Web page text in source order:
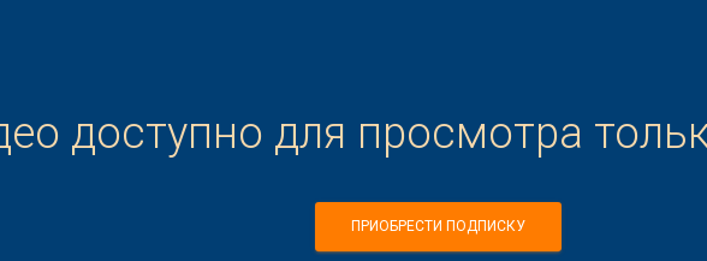
доступно для просмотра
ПРИОБРЕСТИ ПОДПИСКУ